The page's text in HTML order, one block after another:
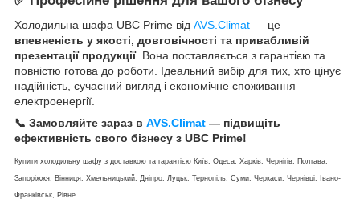
Холодильна шафа UBC Prime від AVS.Climat — це
впевненість у якості, довговічності та привабливій
презентації продукції. Вона поставляється з гарантією та
повністю готова до роботи. Ідеальний вибір для тих, хто цінує
надійність, сучасний вигляд і економічне споживання
електроенергії.
📞 Замовляйте зараз в AVS.Climat — підвищіть
ефективність свого бізнесу з UBC Prime!
Купити холодильну шафу з доставкою та гарантією Київ, Одеса, Харків, Чернігів, Полтава,
Запоріжжя, Вінниця, Хмельницький, Дніпро, Луцьк, Тернопіль, Суми, Черкаси, Чернівці, Івано-
Франківськ, Рівне.